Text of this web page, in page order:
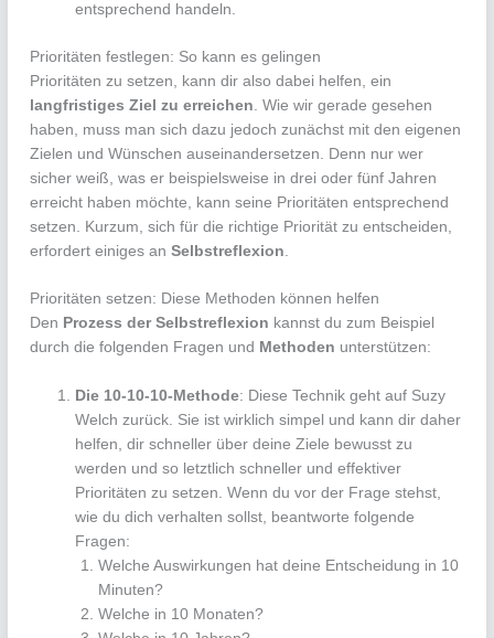
entsprechend handeln.
Prioritäten festlegen: So kann es gelingen
Prioritäten zu setzen, kann dir also dabei helfen, ein
langfristiges Ziel zu erreichen . Wie wir gerade gesehen
haben, muss man sich dazu jedoch zunächst mit den eigenen
Zielen und Wünschen auseinandersetzen. Denn nur wer
sicher weiß, was er beispielsweise in drei oder fünf Jahren
erreicht haben möchte, kann seine Prioritäten entsprechend
setzen. Kurzum, sich für die richtige Priorität zu entscheiden,
erfordert einiges anSelbstreflexion
Prioritäten setzen: Diese Methoden können helfen
Den Prozess der Selbstreflexion kannst du zum Beispiel
durch die folgenden Fragen und Methoden unterstützen:
Die 10-10-10-Methode: Diese Technik geht auf Suzy
Welch zurück. Sie ist wirklich simpel und kann dir daher
helfen, dir schneller über deine Ziele bewusst zu
werden und so letztlich schneller und effektiver
Prioritäten zu setzen. Wenn du vor der Frage stehst,
wie du dich verhalten sollst, beantworte folgende
Fragen:
Welche Auswirkungen hat deine Entscheidung in 10
Minuten?
Welche in 10 Monaten?